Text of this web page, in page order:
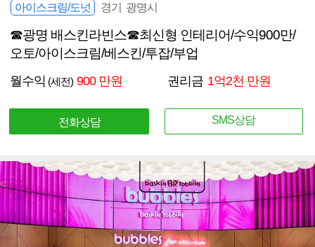
아이스크림/도넛 경기 광명시
☎광명 배스킨라빈스☎최신형 인테리어/수익900만/
오토/아이스크림/베스킨/투잡/부업
월수익 (세전) 900 만원 권리금 1억2천 만원
전화상담 SMS상담